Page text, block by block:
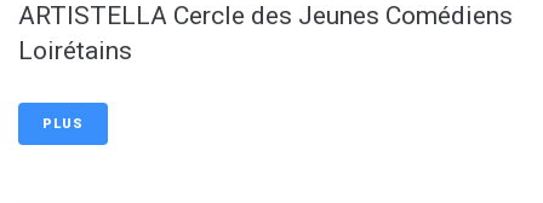
ARTISTELLA Cercle des Jeunes Comédiens
Loirétains
PLUS